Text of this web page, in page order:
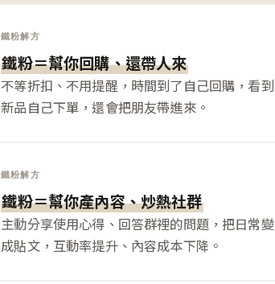
鐵粉解方
鐵粉＝幫你回購、還帶人來
不等折扣、不用提醒，時間到了自己回購，看到
新品自己下單，還會把朋友帶進來。
鐵粉解方
鐵粉＝幫你產內容、炒熱社群
主動分享使用心得、回答群裡的問題，把日常變
成貼文，互動率提升、內容成本下降。